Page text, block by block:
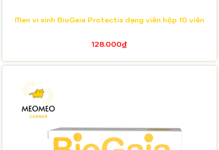
Men vi sinh BioGaia Protectis dạng viên hộp 10 viên
128.000₫